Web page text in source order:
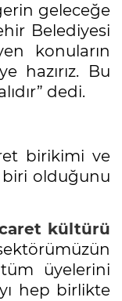
geleceğe
Belediyesi
konuların
hazırız. Bu
dedi.
birikimi ve
olduğunu
kültürü
tüm üyelerini
hep birlikte